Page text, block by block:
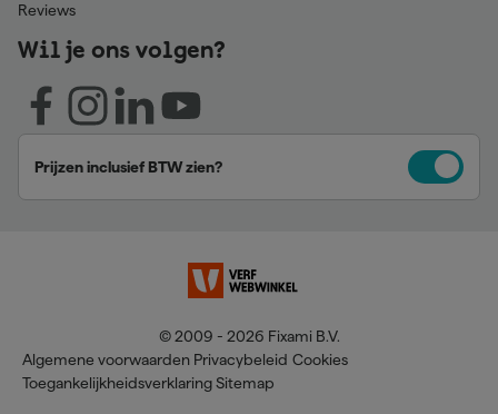
Reviews
Wil je ons volgen?
Prijzen inclusief BTW zien?
© 2009 - 2026 Fixami B.V.
Algemene voorwaarden Privacybeleid Cookies
Toegankelijkheidsverklaring Sitemap